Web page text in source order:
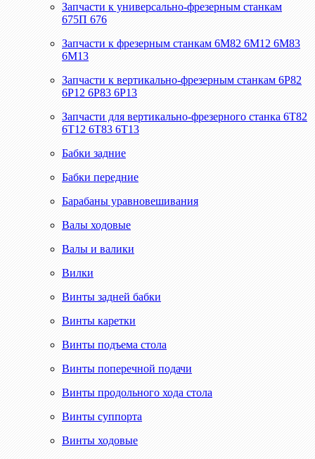
Запчасти к универсально-фрезерным станкам
675П 676
Запчасти к фрезерным станкам 6М82 6М12 6М83
6М13
Запчасти к вертикально-фрезерным станкам 6Р82
6Р12 6Р83 6Р13
Запчасти для вертикально-фрезерного станка 6Т82
6Т12 6Т83 6Т13
Бабки задние
Бабки передние
Барабаны уравновешивания
Валы ходовые
Валы и валики
Вилки
Винты задней бабки
Винты каретки
Винты подъема стола
Винты поперечной подачи
Винты продольного хода стола
Винты суппорта
Винты ходовые